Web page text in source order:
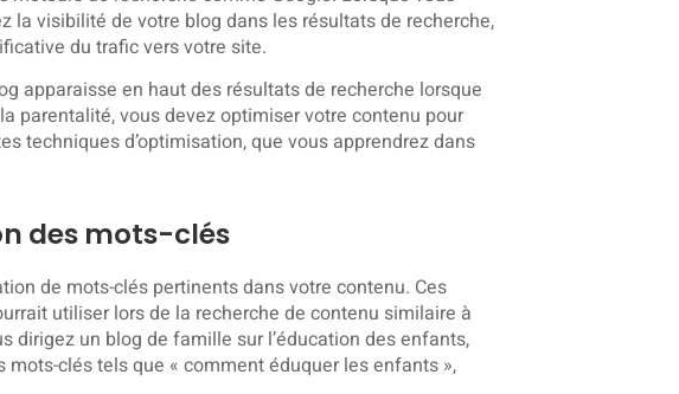
la visibilité de votre blog dans les résultats de recherche,
du trafic vers votre site.
apparaisse en haut des résultats de recherche lorsque
parentalité, vous devez optimiser votre contenu pour
techniques d’optimisation, que vous apprendrez dans
des mots-clés
de mots-clés pertinents dans votre contenu. Ces
utiliser lors de la recherche de contenu similaire à
dirigez un blog de famille sur l’éducation des enfants,
clés tels que « comment éduquer les enfants »,